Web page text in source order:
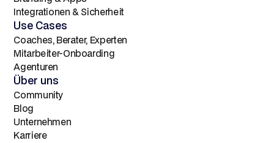
Integrationen & Sicherheit
Use Cases
Coaches, Berater, Experten
Mitarbeiter-Onboarding
Agenturen
Über uns
Community
Blog
Unternehmen
Karriere